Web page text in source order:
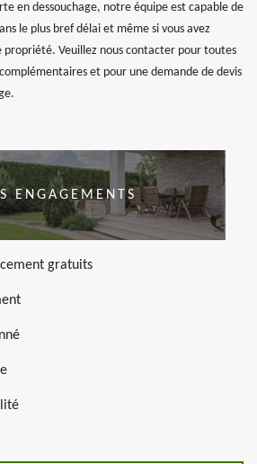
en dessouchage, notre équipe est capable de
le plus bref délai et même si vous avez
propriété. Veuillez nous contacter pour toutes
et pour une demande de devis
ENGAGEMENTS
gratuits